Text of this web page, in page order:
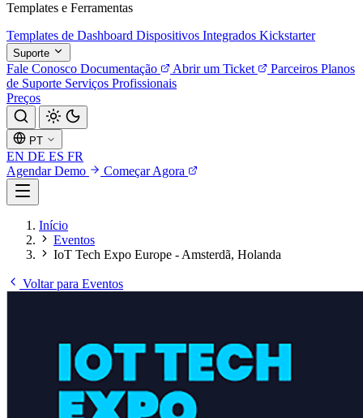
Templates e Ferramentas
Templates de Dashboard Dispositivos Integrados Kickstarter
Suporte
Fale Conosco Documentação Abrir um Ticket Parceiros Planos
de Suporte Serviços Profissionais
Preços
PT
EN DE ES FR
Agendar Demo
Começar Agora
Início
Eventos
IoT Tech Expo Europe - Amsterdã, Holanda
Voltar para Eventos